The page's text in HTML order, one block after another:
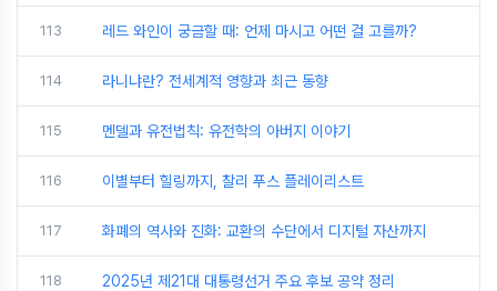
113 레드 와인이 궁금할 때: 언제 마시고 어떤 걸 고를까?
114 라니냐란? 전세계적 영향과 최근 동향
115 멘델과 유전법칙: 유전학의 아버지 이야기
116 이별부터 힐링까지, 찰리 푸스 플레이리스트
117 화폐의 역사와 진화: 교환의 수단에서 디지털 자산까지
118 2025년 제21대 대통령선거 주요 후보 공약 정리